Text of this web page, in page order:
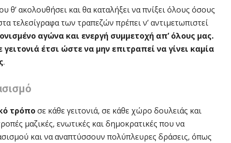
ακολουθήσει και θα καταλήξει να πνίξει όλους όσους
τελεσίγραφα των τραπεζών πρέπει ν’ αντιμετωπιστεί
αγώνα και ενεργή συμμετοχή απ’ όλους μας.
έτσι ώστε να μην επιτραπεί να γίνει καμία
.
τρόποσε κάθε γειτονιά, σε κάθε χώρο δουλειάς και
μαζικές, ενωτικές και δημοκρατικές που να
και να αναπτύσσουν πολύπλευρες δράσεις, όπως